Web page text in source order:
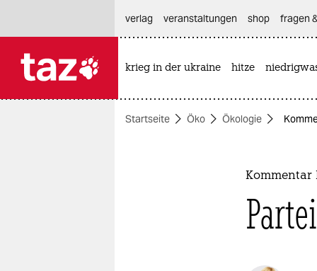
themen
verlag
veranstaltungen shop fragen
krieg in der ukraine hitze
Startseite Öko Ökologie
Kommentar